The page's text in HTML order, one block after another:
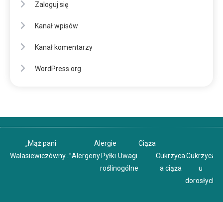
Zaloguj się
Kanał wpisów
Kanał komentarzy
WordPress.org
„Mąż pani
Walasiewiczówny…”
Alergie
Alergeny Pyłki
roślin
Uwagi
ogólne
Ciąża
Cukrzyca
a ciąża
Cukrzyca
u
dorosłych